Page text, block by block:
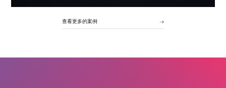
查看更多的案例